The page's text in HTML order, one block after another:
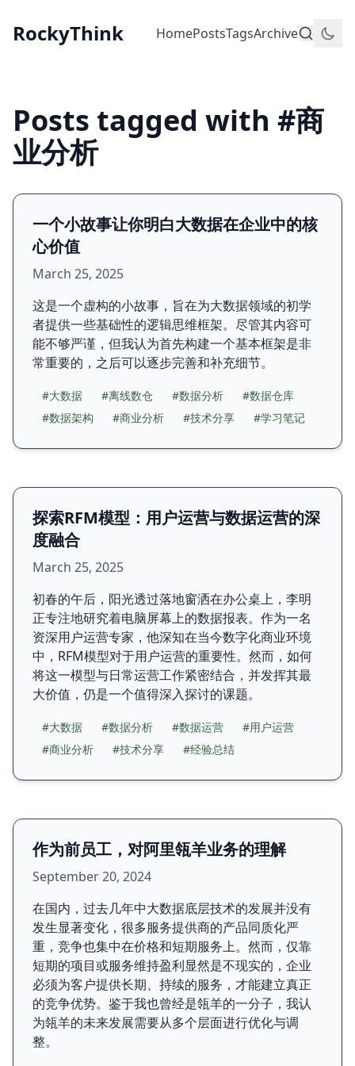
RockyThink HomePostsTagsArchive
Posts tagged with #商
业分析
一个小故事让你明白大数据在企业中的核
心价值
March 25, 2025
这是一个虚构的小故事，旨在为大数据领域的初学
者提供一些基础性的逻辑思维框架。尽管其内容可
能不够严谨，但我认为首先构建一个基本框架是非
常重要的，之后可以逐步完善和补充细节。
#大数据 #离线数仓 #数据分析
#数据仓库
#数据架构
#商业分析 #技术分享 #学习笔记
探索RFM模型：用户运营与数据运营的深
度融合
March 25, 2025
初春的午后，阳光透过落地窗洒在办公桌上，李明
正专注地研究着电脑屏幕上的数据报表。作为一名
资深用户运营专家，他深知在当今数字化商业环境
中，RFM模型对于用户运营的重要性。然而，如何
将这一模型与日常运营工作紧密结合，并发挥其最
大价值，仍是一个值得深入探讨的课题。
#大数据 #数据分析 #数据运营
#用户运营
#商业分析
#技术分享 #经验总结
作为前员工，对阿里瓴羊业务的理解
September 20, 2024
在国内，过去几年中大数据底层技术的发展并没有
发生显著变化，很多服务提供商的产品同质化严
重，竞争也集中在价格和短期服务上。然而，仅靠
短期的项目或服务维持盈利显然是不现实的，企业
必须为客户提供长期、持续的服务，才能建立真正
的竞争优势。鉴于我也曾经是瓴羊的一分子，我认
为瓴羊的未来发展需要从多个层面进行优化与调
整。